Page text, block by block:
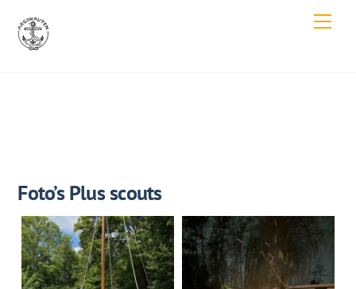
content
Foto’s Plus scouts